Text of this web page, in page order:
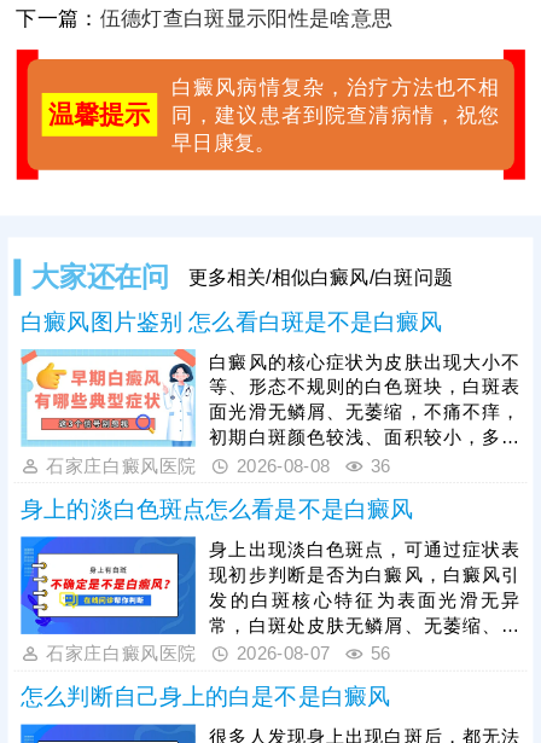
下一篇： 伍德灯查白斑显示阳性是啥意思
温馨提示
白癜风病情复杂，治疗方法也不相
同，建议患者到院查清病情，祝您
早日康复。
大家还在问 更多相关/相似白癜风/白斑问题
白癜风图片鉴别 怎么看白斑是不是白癜风
白癜风的核心症状为皮肤出现大小不
等、形态不规则的白色斑块，白斑表
面光滑无鳞屑、无萎缩，不痛不痒，
初期白斑颜色较浅、面积较小，多为
点状或片状分布，后期会逐渐扩散、
肉眼观察易与白色糠疹、花斑癣等白
斑疾病混淆，需通过伍德灯、皮肤ct
等科学检查准确诊断，避免误诊。白
癜风危害极大，确诊后需抓紧治疗，
结合自身白斑面积、病程、肤质等具
体病情，制定个性化对症治疗方案。
石家庄白癜风医院 2026-08-08 36
身上的淡白色斑点怎么看是不是白癜风
身上出现淡白色斑点，可通过症状表
现初步判断是否为白癜风，白癜风引
发的白斑核心特征为表面光滑无异
常，白斑处皮肤无鳞屑、无萎缩、不
粗糙，触感与正常皮肤一致，且无瘙
斑具备扩散性，初期多为淡白色、浅
粉色小点或小片斑，边界相对模糊，
石家庄白癜风医院 2026-08-07 56
怎么判断自己身上的白是不是白癜风
很多人发现身上出现白斑后，都无法